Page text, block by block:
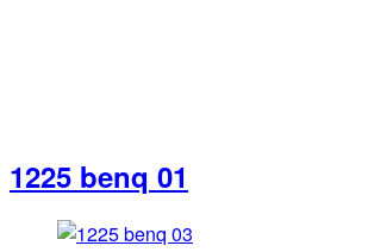
1225 benq 01